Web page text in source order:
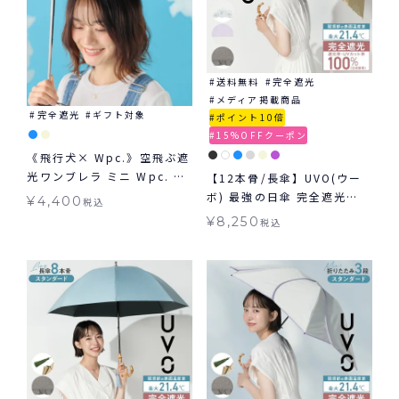
完全遮光 ギフト対象
《飛行犬× Wpc.》空飛ぶ遮
光ワンブレラ ミニ Wpc. ギ
フト対象 日傘 折りたたみ 晴
¥4,400税込
送料無料
完全遮光
メディア掲載商品
ポイント10倍
15%OFFクーポン
【12本骨/長傘】UVO(ウー
ボ) 最強の日傘 完全遮光
100% ≪送料無料≫ 晴雨兼
¥8,250 税込